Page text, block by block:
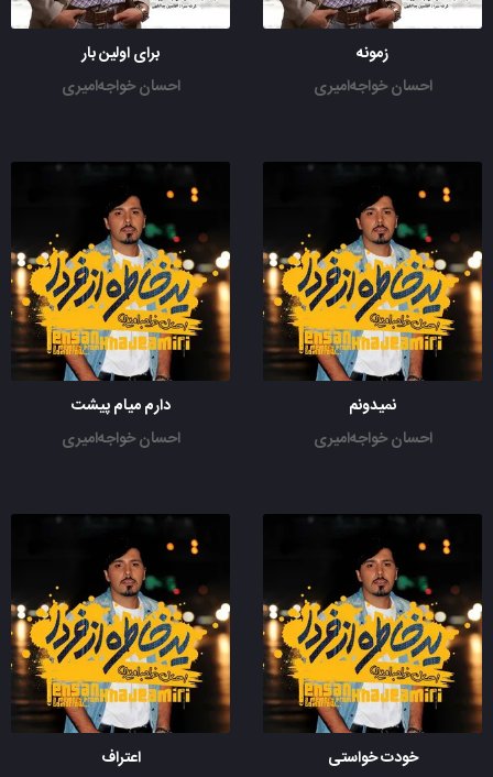
زمونه
احسان خواجه‌امیری
برای اولین بار
احسان خواجه‌امیری
نمیدونم
احسان خواجه‌امیری
دارم میام پیشت
احسان خواجه‌امیری
خودت خواستی
اعتراف